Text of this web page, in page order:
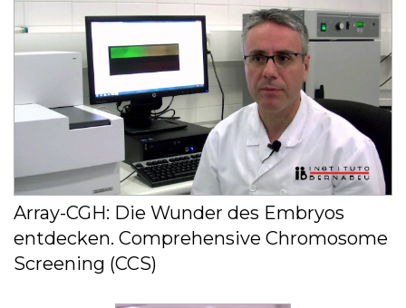
Array-CGH: Die Wunder des Embryos
entdecken. Comprehensive Chromosome
Screening (CCS)